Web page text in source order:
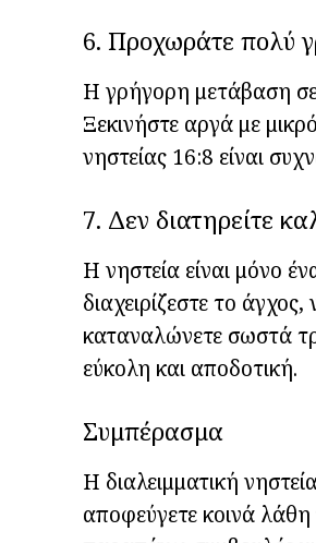
6. Προχωράτε πολύ
Η γρήγορη μετάβαση σε
Ξεκινήστε αργά με
νηστείας 16:8 είναι
7. Δεν διατηρείτε
Η νηστεία είναι μόνο
διαχειρίζεστε το άγχος,
καταναλώνετε σωστά
εύκολη και αποδοτική.
Συμπέρασμα
Η διαλειμματική
αποφεύγετε κοινά